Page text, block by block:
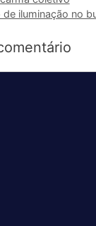
de iluminação no